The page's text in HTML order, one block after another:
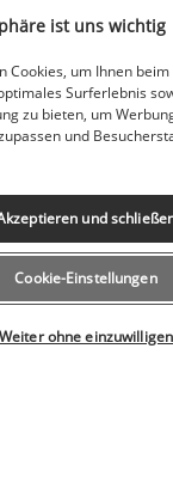
vor Ort
ist uns wichtig
Cookies, um Ihnen
Surferlebnis
zu bieten, um
und
Cookie-Einstellungen
Weiter ohne einzuwilligen
und